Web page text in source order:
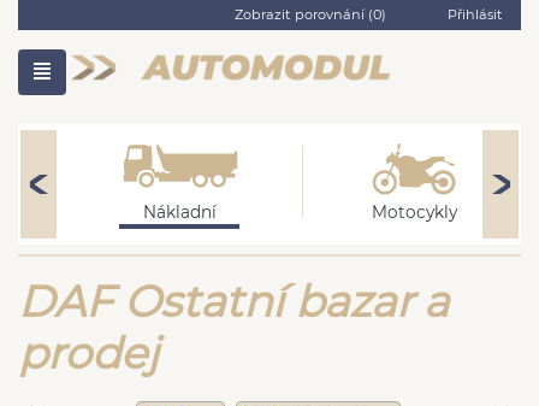
Zobrazit porovnání (0) Přihlásit
Nákladní Motocykly
DAF Ostatní bazar a
prodej